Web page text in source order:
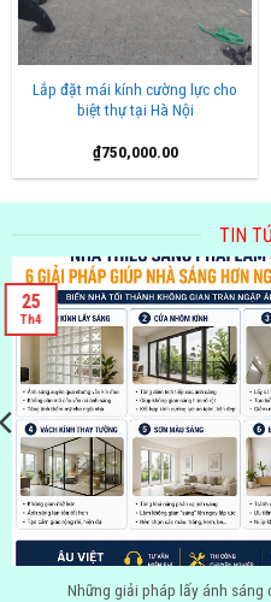
Lắp đặt mái kính cường lực cho
biệt thự tại Hà Nội
₫750,000.00
TIN
Những giải pháp lấy ánh
25
Th4